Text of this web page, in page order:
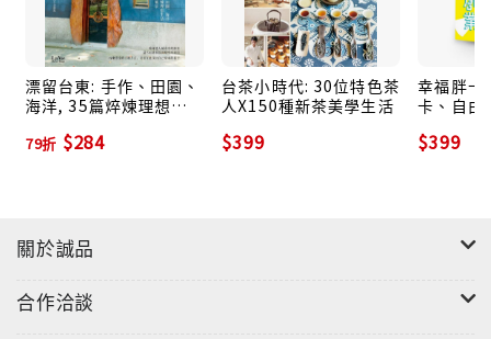
漂留台東: 手作、田園、
海洋, 35篇焠煉理想生
79折 $284
台茶小時代: 30位特色茶
人X150種新茶美學生活
$399
幸福胖卡
卡、自由
營, 25輛
$399
關於誠品
合作洽談